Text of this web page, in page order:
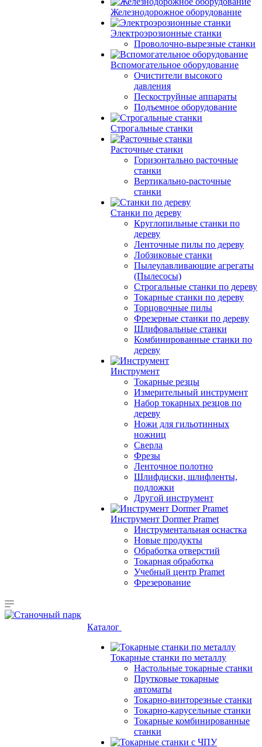
Железнодорожное оборудование
Электроэрозионные станки
Проволочно-вырезные станки
Вспомогательное оборудование
Очистители высокого
давления
Пескоструйные аппараты
Подъемное оборудование
Строгальные станки
Расточные станки
Горизонтально расточные
станки
Вертикально-расточные
станки
Станки по дереву
Круглопильные станки по
дереву
Ленточные пилы по дереву
Лобзиковые станки
Пылеулавливающие агрегаты
(Пылесосы)
Строгальные станки по дереву
Токарные станки по дереву
Торцовочные пилы
Фрезерные станки по дереву
Шлифовальные станки
Комбинированные станки по
дереву
Инструмент
Токарные резцы
Измерительный инструмент
Набор токарных резцов по
дереву
Ножи для гильотинных
ножниц
Сверла
Фрезы
Ленточное полотно
Шлифдиски, шлифленты,
подложки
Другой инструмент
Инструмент Dormer Pramet
Инструментальная оснастка
Новые продукты
Обработка отверстий
Токарная обработка
Учебный центр Pramet
Фрезерование
Каталог
Токарные станки по металлу
Настольные токарные станки
Прутковые токарные
автоматы
Токарно-винторезные станки
Токарно-карусельные станки
Токарные комбинированные
станки